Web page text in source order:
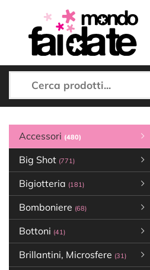
Accessori (480)
Big Shot (771)
Bigiotteria (181)
Bomboniere (68)
Bottoni (41)
Brillantini, Microsfere (31)